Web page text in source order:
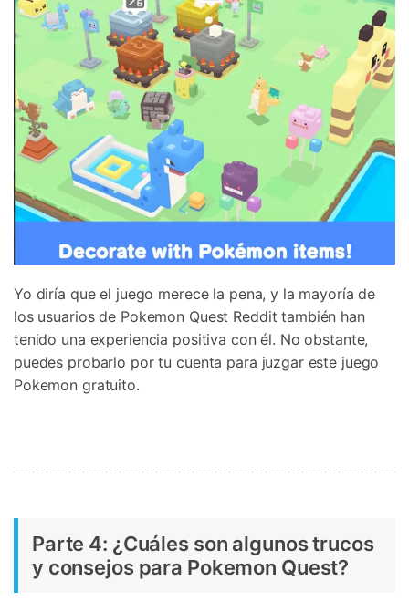
Yo diría que el juego merece la pena, y la mayoría de
los usuarios de Pokemon Quest Reddit también han
tenido una experiencia positiva con él. No obstante,
puedes probarlo por tu cuenta para juzgar este juego
Pokemon gratuito.
Parte 4: ¿Cuáles son algunos trucos
y consejos para Pokemon Quest?
Tecnología IA: sin conocimientos técnicos
Abrir App Prueba Online